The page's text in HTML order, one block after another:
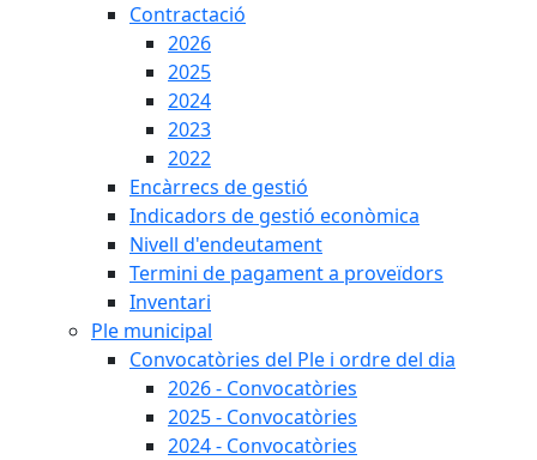
Contractació
2026
2025
2024
2023
2022
Encàrrecs de gestió
Indicadors de gestió econòmica
Nivell d'endeutament
Termini de pagament a proveïdors
Inventari
Ple municipal
Convocatòries del Ple i ordre del dia
2026 - Convocatòries
2025 - Convocatòries
2024 - Convocatòries